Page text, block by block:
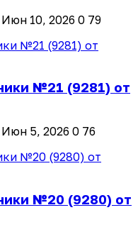
Июн 10, 2026 0 79
№21 (9281) от
Июн 5, 2026 0 76
№20 (9280) от